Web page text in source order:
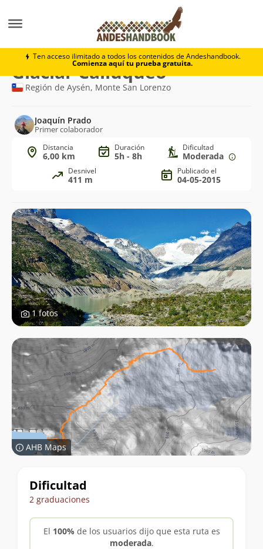
Ten acceso ilimitado a todos los contenidos de Andeshandbook.
Comienza aquí tu prueba gratuita.
Glaciar Calluqueo
Ruta
de
trekking
Glaciar Calluqueo
Región de Aysén, Monte San Lorenzo
Joaquín Prado
Primer colaborador
Distancia
6,00 km
Duración
5h - 8h
Dificultad
Moderada
Desnivel
411 m
Publicado el
04-05-2015
1 fotos
AHB Maps
Datos
del
trekking
Dificultad
2 graduaciones
El 100% de los usuarios dijo que esta ruta es
moderada.